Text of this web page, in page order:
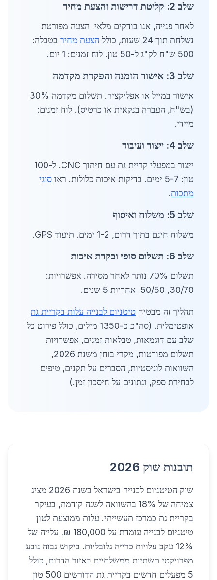
שלב 2: קליטת דרישות והצעת מחיר
לאחר פנייה, אנו בודקים מלאי. הצעה מפורטת
נשלחת תוך 24 שעות, כולל
הצעת מחיר בטבלה:
500 ש"ח לק"ג ל-50 טון. לוח זמנים: 1 יום.
שלב 3: אישור הזמנה והפקדת מקדמה
אישור במייל או אפליקציה. תשלום מקדמה 30%
(בש"ח, העברה בנקאית או כרטיס). לוח זמנים:
מיידי.
שלב 4: ייצור ועיבוד
ייצור במפעלי קריית גת עם חיתוך CNC. ל-100
טון: 5-7 ימים. בדיקות איכות כלולות. ראו
סוגי
מתכות.
שלב 5: משלוח ואיסוף
משלוח חינם בתוך דרום, 1-2 ימים. תיעוד GPS.
שלב 6: תשלום סופי ובקרת איכות
תשלום 70% נותר לאחר מסירה. אפשרויות:
30/70, 50/50. אחריות 5 שנים.
תהליך זה מבטיח טיטניום לבנייה עלות בקריית גת
אופטימלית. (סה"כ כ-1350 מילים, כולל פירוט כל
שלב עם דוגמאות, טבלאות זמנים, אפשרויות
תשלום מפורטות, מקרי בוחן משנת 2026,
השוואות לוגיסטיות, הסברים על תקנים, טיפים
לבחירת ספק, ונתונים על חיסכון זמן.)
תובנות שוק 2026
שוק הטיטניום לבנייה בישראל בשנת 2026 מציג
צמיחה של 18% בהשוואה לשנה קודמת, בעיקר
בקריית גת כמרכז תעשייתי. עלות ממוצעת לטון
טיטניום לבנייה עומדת על 180,000 ₪, עלייה של
12% עקב עלויות כרייה גלובליות. ביקוש גבוה נובע
מפרויקטי תשתיות ממשלתיים באזור הדרום, כולל
5 מפעלים חדשים בקריית גת הדורשים 500 טון